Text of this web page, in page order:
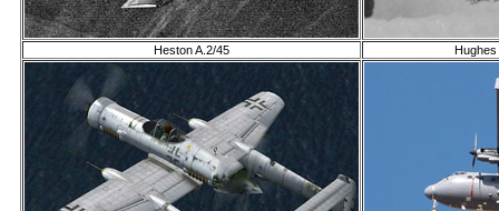
Heston A.2/45